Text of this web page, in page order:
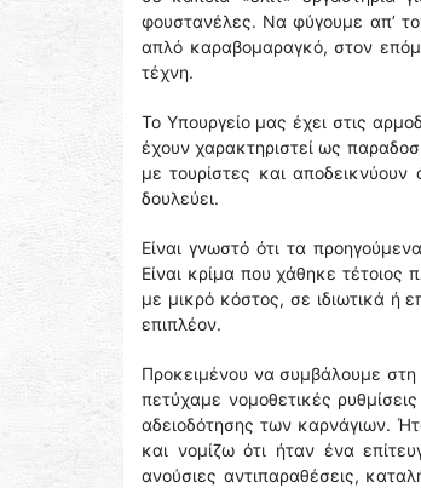
φουστανέλες. Να φύγουμε απ’
απλό καραβομαραγκό, στον
τέχνη.
Το Υπουργείο μας έχει στις
έχουν χαρακτηριστεί ως
με τουρίστες και
δουλεύει.
Είναι γνωστό ότι τα
Είναι κρίμα που χάθηκε
με μικρό κόστος, σε ιδιωτικά
επιπλέον.
Προκειμένου να συμβάλουμε
πετύχαμε νομοθετικές
αδειοδότησης των καρνάγιων.
και νομίζω ότι ήταν ένα
ανούσιες αντιπαραθέσεις,